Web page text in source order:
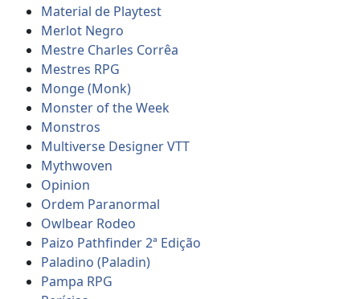
Material de Playtest
Merlot Negro
Mestre Charles Corrêa
Mestres RPG
Monge (Monk)
Monster of the Week
Monstros
Multiverse Designer VTT
Mythwoven
Opinion
Ordem Paranormal
Owlbear Rodeo
Paizo Pathfinder 2ª Edição
Paladino (Paladin)
Pampa RPG